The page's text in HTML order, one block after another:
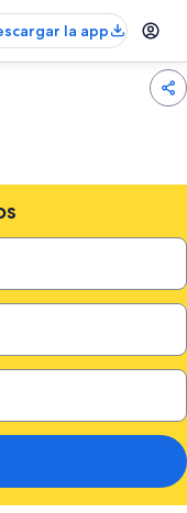
la app